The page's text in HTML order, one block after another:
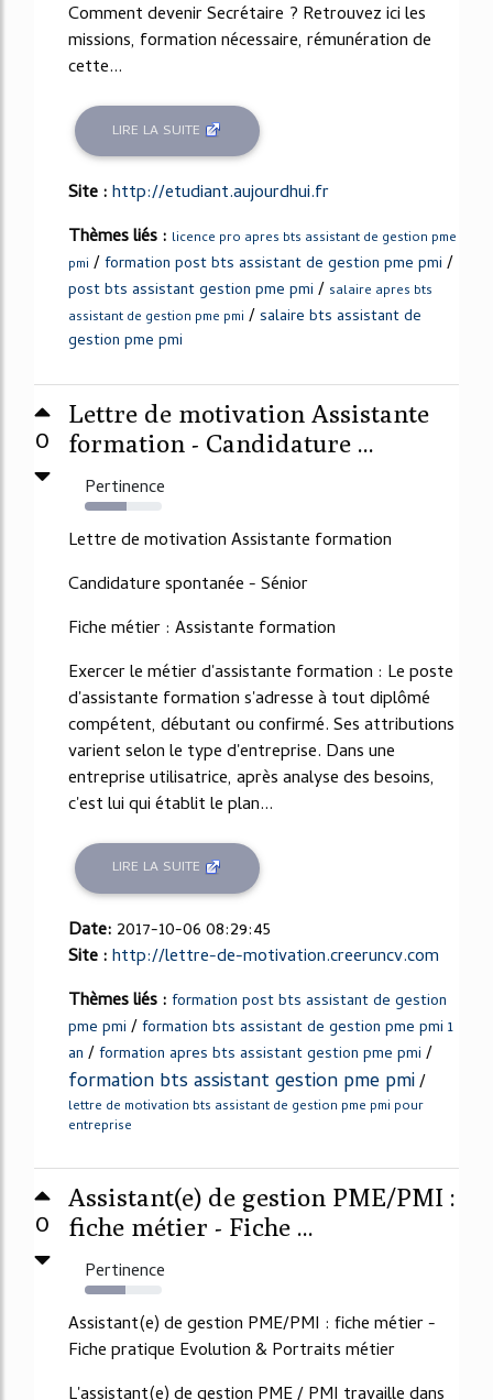
Comment devenir Secrétaire ? Retrouvez ici les
missions, formation nécessaire, rémunération de
cette...
LIRE LA SUITE
Site :http://etudiant.aujourdhui.fr
Thèmes liés : licence pro apres bts assistant de gestion pme
pmi /formation post bts assistant de gestion pme pmi /
post bts assistant gestion pme pmi / salaire apres bts
assistant de gestion pme pmi /salaire bts assistant de
gestion pme pmi
0
Lettre de motivation Assistante
formation - Candidature ...
Pertinence
54%
Lettre de motivation Assistante formation
Candidature spontanée - Sénior
Fiche métier : Assistante formation
Exercer le métier d'assistante formation : Le poste
d'assistante formation s'adresse à tout diplômé
compétent, débutant ou confirmé. Ses attributions
varient selon le type d'entreprise. Dans une
entreprise utilisatrice, après analyse des besoins,
c'est lui qui établit le plan...
LIRE LA SUITE
Date: 2017-10-06 08:29:45
Site :http://lettre-de-motivation.creeruncv.com
Thèmes liés : formation post bts assistant de gestion
pme pmi /formation bts assistant de gestion pme pmi 1
an /formation apres bts assistant gestion pme pmi /
formation bts assistant gestion pme pmi/
lettre de motivation bts assistant de gestion pme pmi pour
entreprise
0
Assistant(e) de gestion PME/PMI :
fiche métier - Fiche ...
Pertinence
53%
Assistant(e) de gestion PME/PMI : fiche métier -
Fiche pratique Evolution & Portraits métier